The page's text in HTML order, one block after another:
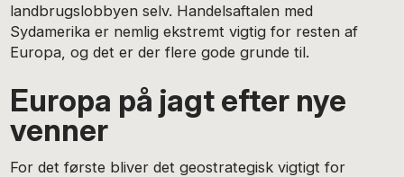
landbrugslobbyen selv. Handelsaftalen med
Sydamerika er nemlig ekstremt vigtig for resten af
Europa, og det er der flere gode grunde til.
Europa på jagt efter nye
venner
For det første bliver det geostrategisk vigtigt for